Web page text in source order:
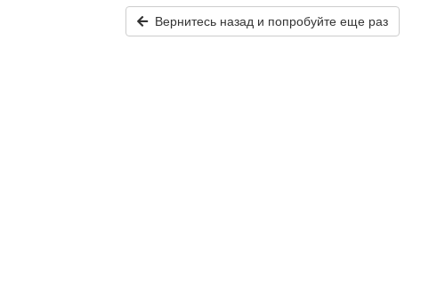
Вернитесь назад и попробуйте еще раз